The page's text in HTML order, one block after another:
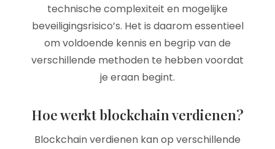
technische complexiteit en mogelijke
beveiligingsrisico’s. Het is daarom essentieel
om voldoende kennis en begrip van de
verschillende methoden te hebben voordat
je eraan begint.
Hoe werkt blockchain verdienen?
Blockchain verdienen kan op verschillende